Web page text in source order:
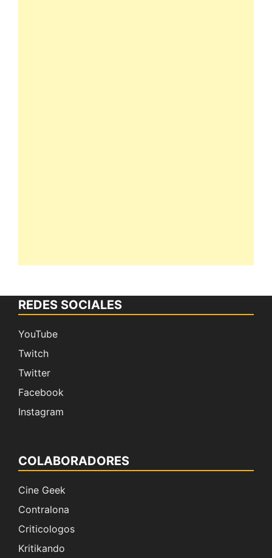
REDES SOCIALES
YouTube
Twitch
Twitter
Facebook
Instagram
COLABORADORES
Cine Geek
Contralona
Criticologos
Kritikando